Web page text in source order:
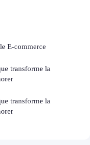
E-commerce
transforme la
transforme la